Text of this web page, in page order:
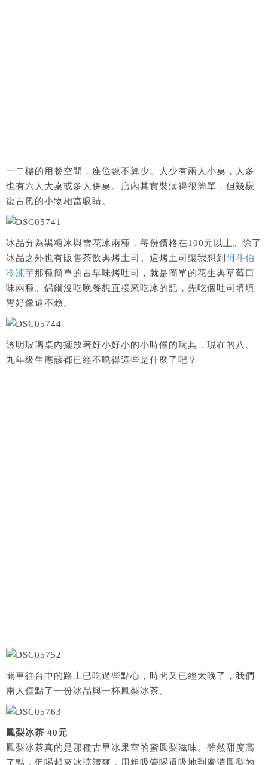
一二樓的用餐空間，座位數不算少。人少有兩人小桌，人多
也有六人大桌或多人併桌。店內其實裝潢得很簡單，但幾樣
復古風的小物相當吸睛。
冰品分為黑糖冰與雪花冰兩種，每份價格在100元以上。除了
冰品之外也有販售茶飲與烤土司。這烤土司讓我想到 阿斗伯
冷凍芋那種簡單的古早味烤吐司，就是簡單的花生與草莓口
味兩種。偶爾沒吃晚餐想直接來吃冰的話，先吃個吐司填填
胃好像還不賴。
透明玻璃桌內擺放著好小好小的小時候的玩具，現在的八、
九年級生應該都已經不曉得這些是什麼了吧？
開車往台中的路上已吃過些點心，時間又已經太晚了，我們
兩人僅點了一份冰品與一杯鳳梨冰茶。
鳳梨冰茶 40元
鳳梨冰茶真的是那種古早冰果室的蜜鳳梨滋味。雖然甜度高
了點，但喝起來冰涼清爽，用粗吸管喝還吸地到蜜漬鳳梨的